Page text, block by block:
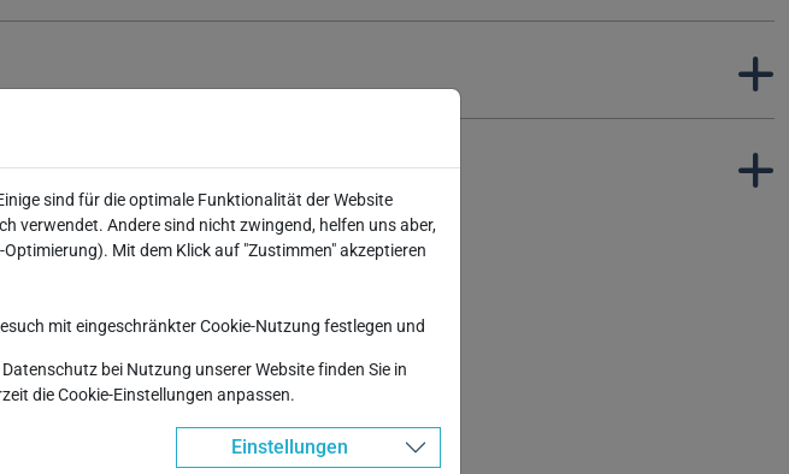
Daten gespeichert?
Studierende
sind für die optimale Funktionalität der Website
verwendet. Andere sind nicht zwingend, helfen uns aber,
Mit dem Klick auf "Zustimmen" akzeptieren
mit eingeschränkter Cookie-Nutzung festlegen und
bei Nutzung unserer Website finden Sie in
die Cookie-Einstellungen anpassen.
Einstellungen